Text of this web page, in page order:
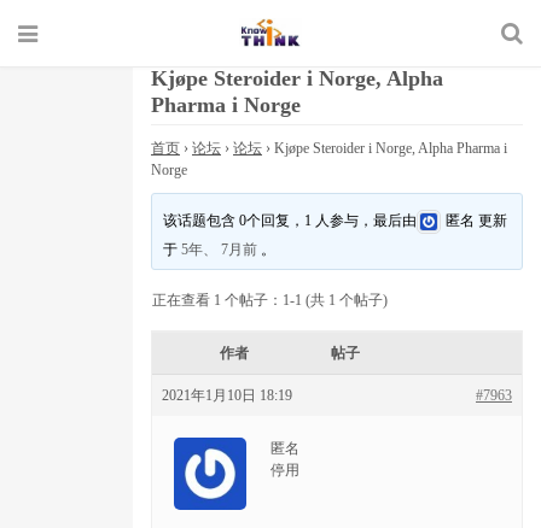
Kjøpe Steroider i Norge, Alpha
Pharma i Norge
首页 › 论坛 › 论坛 › Kjøpe Steroider i Norge, Alpha Pharma i
Norge
该话题包含 0个回复，1 人参与，最后由 匿名 更新
于5年、 7月前 。
正在查看 1 个帖子：1-1 (共 1 个帖子)
作者 帖子
2021年1月10日 18:19 #7963
匿名
停用